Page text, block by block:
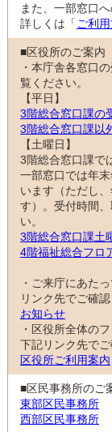
また、一部窓口
詳しくは「 ご利
■区役所のご案内
・本庁舎各窓口
覧ください。
【平日】
3階総合窓口課の
3階総合窓口課以
【土曜日】
3階総合窓口課で
一部窓口では年
います（ただし
す）。受付時間
い。
3階総合窓口課土
4階福祉総合フロ
・ご来庁にあた
リンク先でご確認
お知らせ
・区役所全体の
下記リンク先でご
区役所ご利用案内
■区民事務所のご
東部区民事務所
西部区民事務所